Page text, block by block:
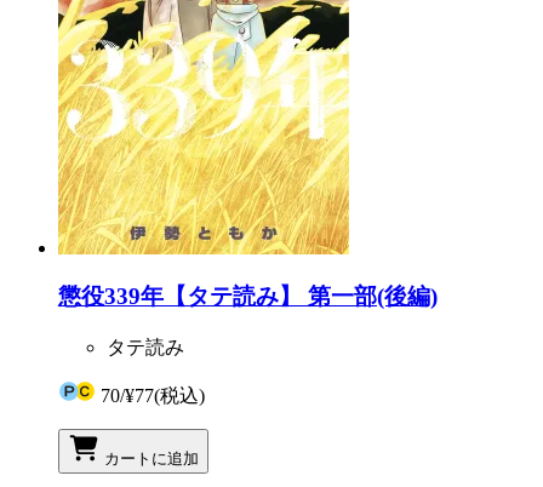
懲役339年【タテ読み】 第一部(後編)
タテ読み
70/¥77(税込)
カートに追加